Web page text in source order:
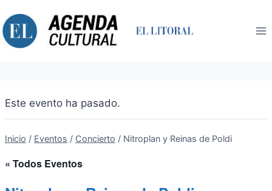
al
contenido
Este evento ha pasado.
Inicio / Eventos / Concierto / Nitroplan y Reinas de Poldi
« Todos Eventos